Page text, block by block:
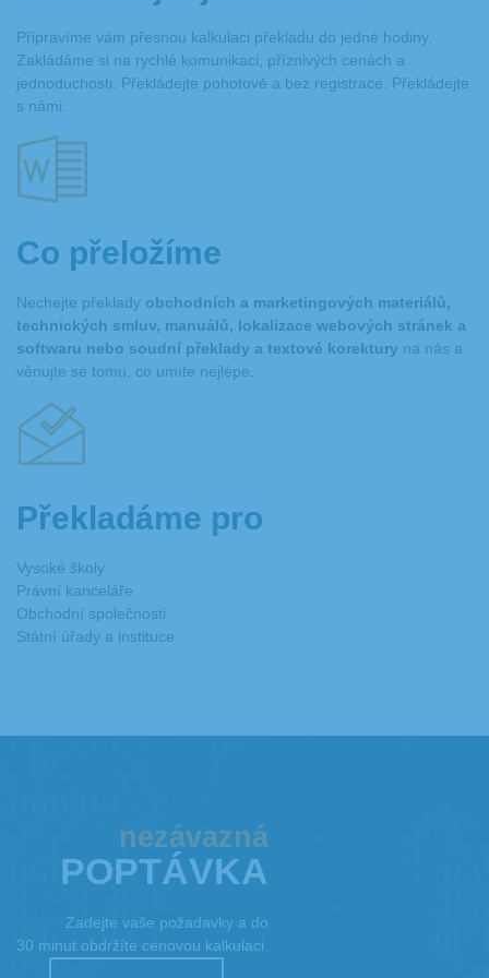
bankovní výpis
auditorská zpráva
registrace k daním
registrace vozidla
čestné prohlášení
plná moc
policejní protokol
udělení pokuty
Připravíme vám přesnou kalkulaci překladu do jedné hodiny.
Zakládáme si na rychlé komunikaci, příznivých cenách a
jednoduchosti. Překládejte pohotově a bez registrace. Překládejte
s námi.
Co přeložíme
Nechejte překlady obchodních a marketingových materiálů,
technických smluv, manuálů, lokalizace webových stránek a
softwaru nebo soudní překlady a textové korektury na nás a
věnujte se tomu, co umíte nejlépe.
Překladáme pro
Vysoké školy
Právní kanceláře
Obchodní společnosti
Státní úřady a instituce
nezávazná
POPTÁVKA
Zadejte vaše požadavky a do
30 minut obdržíte cenovou kalkulaci.